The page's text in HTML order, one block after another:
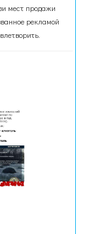
мест продажи
рекламой